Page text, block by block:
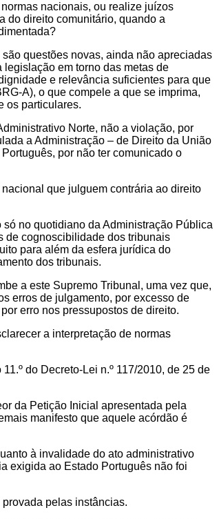
nacionais, ou realize juízos
do direito comunitário, quando a
questões novas, ainda não apreciadas
em torno das metas de
e relevância suficientes para que
A), o que compele a que se imprima,
os particulares.
Norte, não a violação, por
a Administração – de Direito da União
por não ter comunicado o
que julguem contrária ao direito
no quotidiano da Administração Pública
de cognoscibilidade dos tribunais
para além da esfera jurídica do
dos tribunais.
a este Supremo Tribunal, uma vez que,
erros de julgamento, por excesso de
erro nos pressupostos de direito.
a interpretação de normas
do Decreto-Lei n.º 117/2010, de 25 de
da Petição Inicial apresentada pela
manifesto que aquele acórdão é
à invalidade do ato administrativo
exigida ao Estado Português não foi
pelas instâncias.